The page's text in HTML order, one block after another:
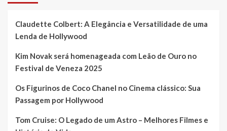
Claudette Colbert: A Elegância e Versatilidade de uma
Lenda de Hollywood
Kim Novak será homenageada com Leão de Ouro no
Festival de Veneza 2025
Os Figurinos de Coco Chanel no Cinema clássico: Sua
Passagem por Hollywood
Tom Cruise: O Legado de um Astro – Melhores Filmes e